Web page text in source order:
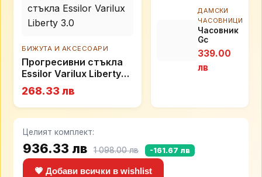
БИЖУТА И АКСЕСОАРИ
Прогресивни стъкла
Essilor Varilux Liberty
3.0
268.33 лв
ДАМСКИ
ЧАСОВНИЦИ
Часовник
Gc
Ladybelle
Y20004L3
339.00
лв
Целият комплект:
936.33 лв 1 098.00 лв -161.67 лв
💗 Добави всички в wishlist